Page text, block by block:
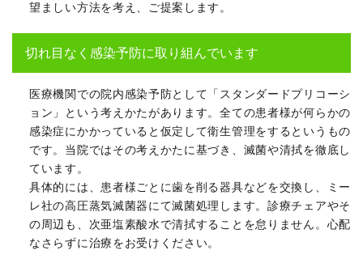
望ましい方法を考え、ご提案します。
切れ目なく感染予防に取り組んでいます
医療機関での院内感染予防として「スタンダードプリコーシ
ョン」という考えかたがあります。全ての患者様が何らかの
感染症にかかっていると仮定して衛生管理をするというもの
です。当院ではその考えかたに基づき、滅菌や清拭を徹底し
ています。
具体的には、患者様ごとに歯を削る器具などを交換し、ミー
レ社の高圧蒸気滅菌器にて滅菌処理します。診療チェアやそ
の周辺も、次亜塩素酸水で清拭することを怠りません。心配
なさらずに治療をお受けください。